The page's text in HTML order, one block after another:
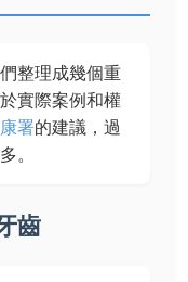
整理成幾個重
實際案例和權
署的建議，過
。
齒